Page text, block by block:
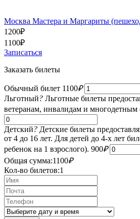
Москва Мастера и Маргариты
1200₽
1100₽
Записаться
Заказать билеты
Обычный билет 1100₽
Льготный? Льготные билеты
ветеранам, инвалидам и многодетным
Детский? Детские билеты
от 4 до 16 лет. Для детей до 4-х лет
ребенок на 1 взрослого). 900₽
Общая сумма:1100₽
Кол-во билетов:1